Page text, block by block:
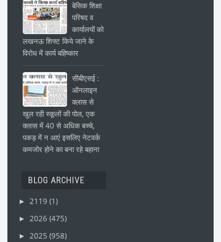
बेसिक शिक्षा
परिषद व
कार्यालयों को
लखनऊ शिफ्ट किये जाने के
विरोध में कार्य बहिष्कार
सीबीएसई :
ऑनलाइन
क्लास से
खुल रही स्कूलों की पोल, एक
क्लास में 40 से अधिक बच्चे,
पकड़ में न आएं इसलिए नेटवर्क
कमजोर होने का बना रहे बहाना
BLOG ARCHIVE
► 2119 (1)
► 2026 (475)
► 2025 (958)